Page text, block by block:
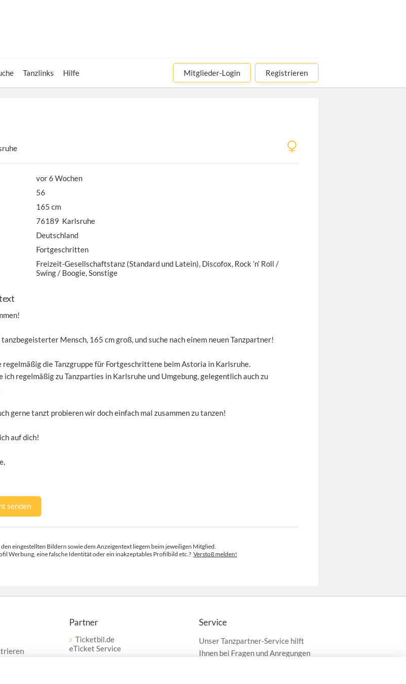
Tanzlinks Hilfe Mitglieder-Login Registrieren
vor 6 Wochen
56
165 cm
76189 Karlsruhe
Deutschland
Fortgeschritten
Freizeit-Gesellschaftstanz (Standard und Latein), Discofox, Rock ’n’ Roll /
Swing / Boogie, Sonstige
tanzbegeisterter Mensch, 165 cm groß, und suche nach einem neuen Tanzpartner!
regelmäßig die Tanzgruppe für Fortgeschrittene beim Astoria in Karlsruhe.
ich regelmäßig zu Tanzparties in Karlsruhe und Umgebung, gelegentlich auch zu
gerne tanzt probieren wir doch einfach mal zusammen zu tanzen!
auf dich!
senden
den eingestellten Bildern sowie dem Anzeigentext liegem beim jeweiligen Mitglied.
Werbung, eine falsche Identität oder ein inakzeptables Profilbild etc.? Verstoß melden!
Partner
Ticketbil.de
eTicket Service
Service
Unser Tanzpartner-Service hilft
Ihnen bei Fragen und Anregungen